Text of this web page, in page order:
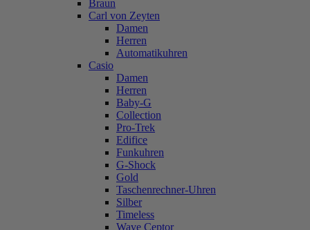
Braun
Carl von Zeyten
Damen
Herren
Automatikuhren
Casio
Damen
Herren
Baby-G
Collection
Pro-Trek
Edifice
Funkuhren
G-Shock
Gold
Taschenrechner-Uhren
Silber
Timeless
Wave Ceptor